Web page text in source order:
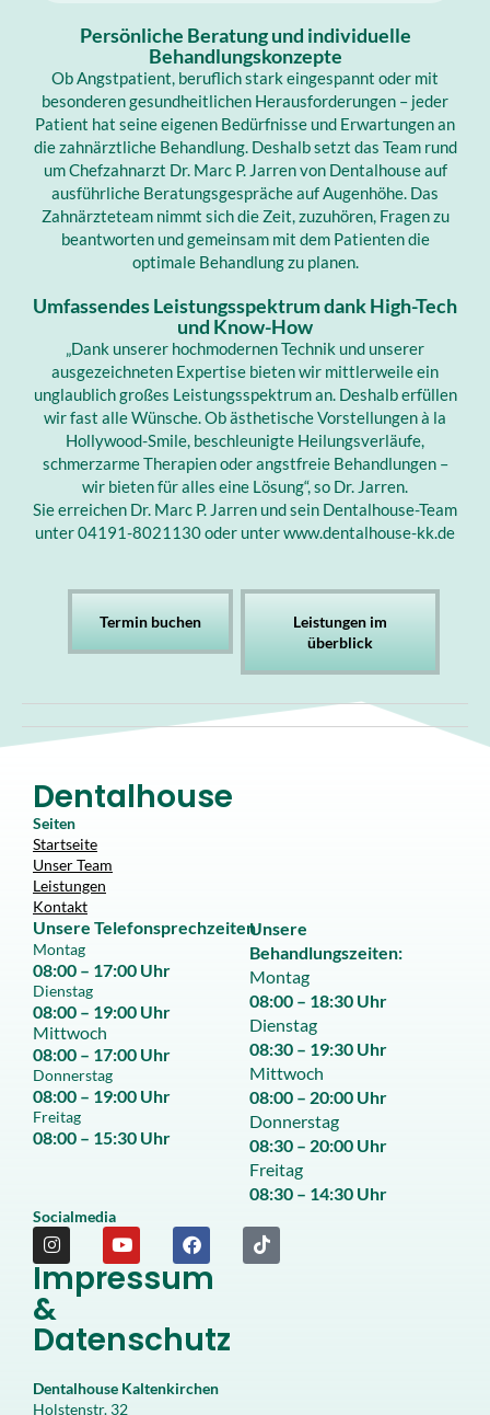
Persönliche Beratung und individuelle
Behandlungskonzepte
Ob Angstpatient, beruflich stark eingespannt oder mit
besonderen gesundheitlichen Herausforderungen – jeder
Patient hat seine eigenen Bedürfnisse und Erwartungen an
die zahnärztliche Behandlung. Deshalb setzt das Team rund
um Chefzahnarzt Dr. Marc P. Jarren von Dentalhouse auf
ausführliche Beratungsgespräche auf Augenhöhe. Das
Zahnärzteteam nimmt sich die Zeit, zuzuhören, Fragen zu
beantworten und gemeinsam mit dem Patienten die
optimale Behandlung zu planen.
Umfassendes Leistungsspektrum dank High-Tech
und Know-How
„Dank unserer hochmodernen Technik und unserer
ausgezeichneten Expertise bieten wir mittlerweile ein
unglaublich großes Leistungsspektrum an. Deshalb erfüllen
wir fast alle Wünsche. Ob ästhetische Vorstellungen à la
Hollywood-Smile, beschleunigte Heilungsverläufe,
schmerzarme Therapien oder angstfreie Behandlungen –
wir bieten für alles eine Lösung“, so Dr. Jarren.
Sie erreichen Dr. Marc P. Jarren und sein Dentalhouse-Team
unter 04191-8021130 oder unter www.dentalhouse-kk.de
Leistungen im
überblick
Termin buchen
Dentalhouse
Seiten
Startseite
Unser Team
Leistungen
Kontakt
Unsere
Behandlungszeiten:
Montag
08:00 – 18:30 Uhr
Dienstag
08:30 – 19:30 Uhr
Mittwoch
08:00 – 20:00 Uhr
Donnerstag
08:30 – 20:00 Uhr
Freitag
08:30 – 14:30 Uhr
Unsere Telefonsprechzeiten
Montag
08:00 – 17:00 Uhr
Dienstag
08:00 – 19:00 Uhr
Mittwoch
08:00 – 17:00 Uhr
Donnerstag
08:00 – 19:00 Uhr
Freitag
08:00 – 15:30 Uhr
Socialmedia
Impressum
&
Datenschutz
Dentalhouse Kaltenkirchen
Holstenstr. 32